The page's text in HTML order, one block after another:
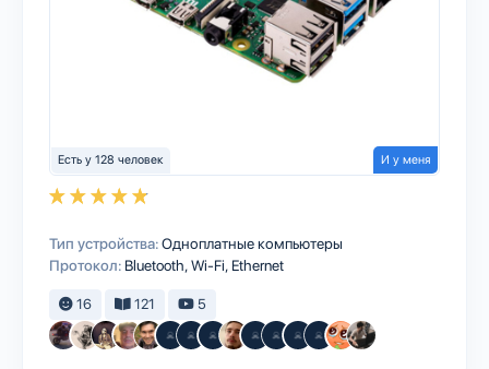
Есть у 128 человек И у меня
Тип устройства:Одноплатные компьютеры
Протокол: BluetoothWi-Fi Ethernet
16 121 5